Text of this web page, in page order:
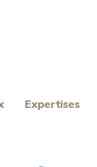
Expertises